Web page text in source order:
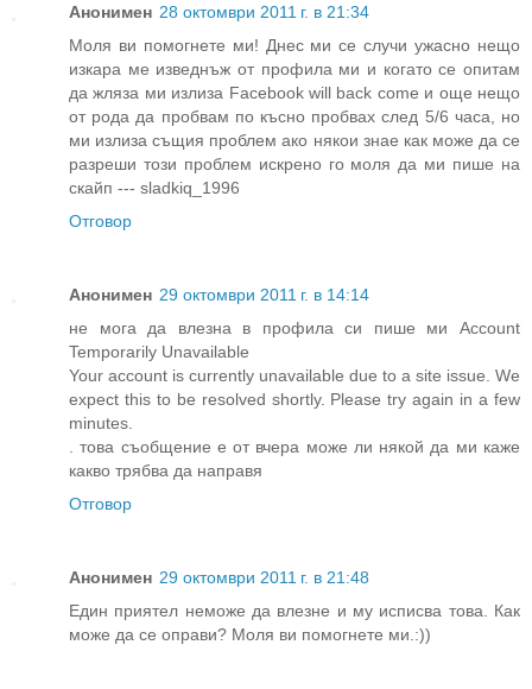
Анонимен 28 октомври 2011 г. в 21:34
Моля ви помогнете ми! Днес ми се случи ужасно нещо
изкара ме изведнъж от профила ми и когато се опитам
да жляза ми излиза Facebook will back come и още нещо
от рода да пробвам по късно пробвах след 5/6 часа, но
ми излиза същия проблем ако някои знае как може да се
разреши този проблем искрено го моля да ми пише на
скайп --- sladkiq_1996
Отговор
Анонимен 29 октомври 2011 г. в 14:14
не мога да влезна в профила си пише ми Account
Temporarily Unavailable
Your account is currently unavailable due to a site issue. We
expect this to be resolved shortly. Please try again in a few
minutes.
. това съобщение е от вчера може ли някой да ми каже
какво трябва да направя
Отговор
Анонимен 29 октомври 2011 г. в 21:48
Един приятел неможе да влезне и му исписва това. Как
може да се оправи? Моля ви помогнете ми.:))